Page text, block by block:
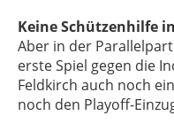
Keine Schützenhilfe
Aber in der
erste Spiel gegen die
Feldkirch auch noch
noch den Playoff-